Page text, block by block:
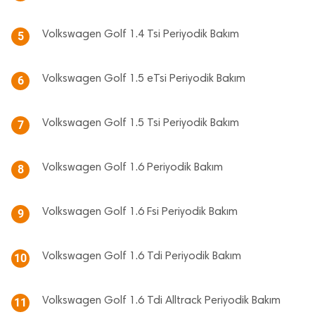
5 Volkswagen Golf 1.4 Tsi Periyodik Bakım
6 Volkswagen Golf 1.5 eTsi Periyodik Bakım
7 Volkswagen Golf 1.5 Tsi Periyodik Bakım
8 Volkswagen Golf 1.6 Periyodik Bakım
9 Volkswagen Golf 1.6 Fsi Periyodik Bakım
10 Volkswagen Golf 1.6 Tdi Periyodik Bakım
11 Volkswagen Golf 1.6 Tdi Alltrack Periyodik Bakım